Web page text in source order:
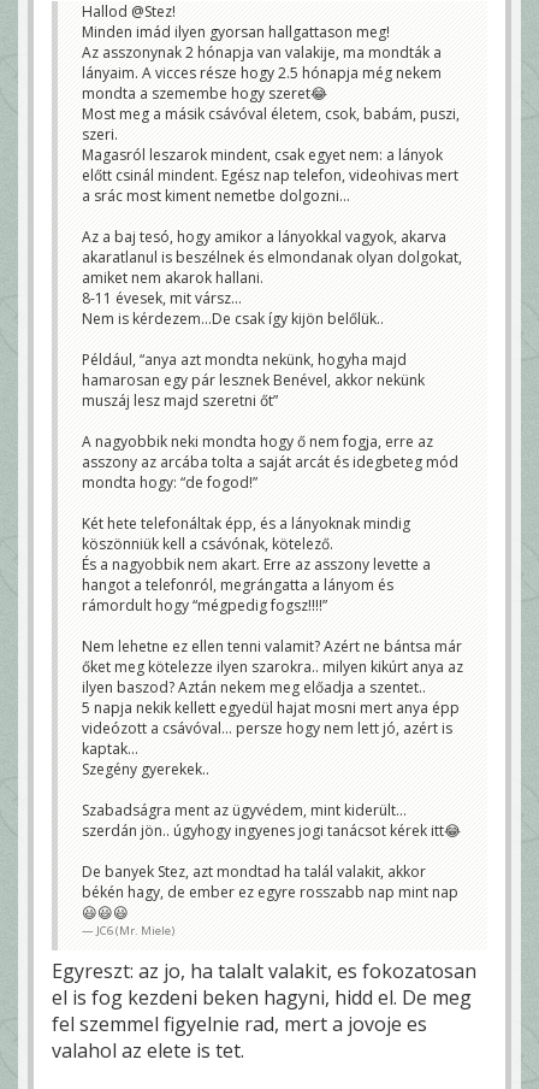
Hallod @Stez!
Minden imád ilyen gyorsan hallgattason meg!
Az asszonynak 2 hónapja van valakije, ma mondták a
lányaim. A vicces része hogy 2.5 hónapja még nekem
mondta a szemembe hogy szeret😂
Most meg a másik csávóval életem, csok, babám, puszi,
szeri.
Magasról leszarok mindent, csak egyet nem: a lányok
előtt csinál mindent. Egész nap telefon, videohivas mert
a srác most kiment nemetbe dolgozni…
Az a baj tesó, hogy amikor a lányokkal vagyok, akarva
akaratlanul is beszélnek és elmondanak olyan dolgokat,
amiket nem akarok hallani.
8-11 évesek, mit vársz…
Nem is kérdezem…De csak így kijön belőlük..
Például, “anya azt mondta nekünk, hogyha majd
hamarosan egy pár lesznek Benével, akkor nekünk
muszáj lesz majd szeretni őt”
A nagyobbik neki mondta hogy ő nem fogja, erre az
asszony az arcába tolta a saját arcát és idegbeteg mód
mondta hogy: “de fogod!”
Két hete telefonáltak épp, és a lányoknak mindig
köszönniük kell a csávónak, kötelező.
És a nagyobbik nem akart. Erre az asszony levette a
hangot a telefonról, megrángatta a lányom és
rámordult hogy “mégpedig fogsz!!!!”
Nem lehetne ez ellen tenni valamit? Azért ne bántsa már
őket meg kötelezze ilyen szarokra.. milyen kikúrt anya az
ilyen baszod? Aztán nekem meg előadja a szentet..
5 napja nekik kellett egyedül hajat mosni mert anya épp
videózott a csávóval… persze hogy nem lett jó, azért is
kaptak…
Szegény gyerekek..
Szabadságra ment az ügyvédem, mint kiderült…
szerdán jön.. úgyhogy ingyenes jogi tanácsot kérek itt😂
De banyek Stez, azt mondtad ha talál valakit, akkor
békén hagy, de ember ez egyre rosszabb nap mint nap
😃😃😃
JC6 (Mr. Miele)
Egyreszt: az jo, ha talalt valakit, es fokozatosan
el is fog kezdeni beken hagyni, hidd el. De meg
fel szemmel figyelnie rad, mert a jovoje es
valahol az elete is tet.